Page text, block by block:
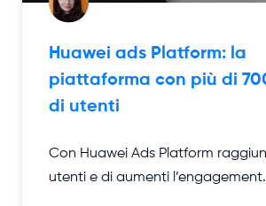
Huawei ads Platform: la
piattaforma con più di
di utenti
Con Huawei Ads Platform
utenti e di aumenti l’engagement.